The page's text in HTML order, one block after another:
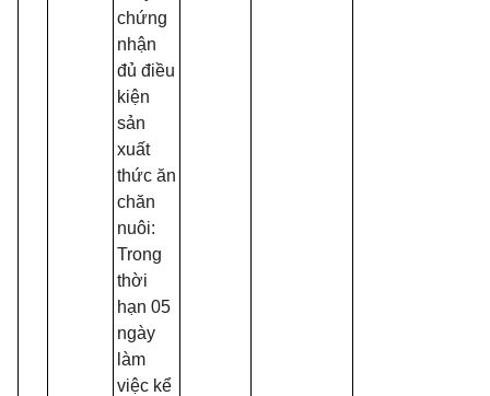
chứng
nhận
đủ điều
kiện
sản
xuất
thức ăn
chăn
nuôi:
Trong
thời
hạn 05
ngày
làm
việc kể